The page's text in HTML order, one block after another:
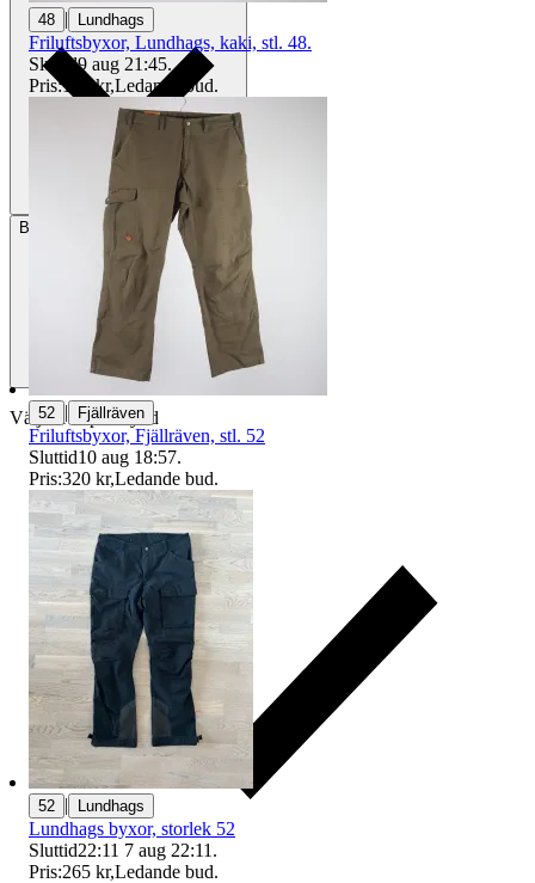
Betalning Via Tradera
Välj till köparskydd
48 | Lundhags
Friluftsbyxor, Lundhags, kaki, stl. 48.
Sluttid9 aug 21:45.
Pris:165 kr,Ledande bud.
52 | Fjällräven
Friluftsbyxor, Fjällräven, stl. 52
Sluttid10 aug 18:57.
Pris:320 kr,Ledande bud.
52 | Lundhags
Lundhags byxor, storlek 52
Sluttid22:11 7 aug 22:11 .
Pris:265 kr,Ledande bud.